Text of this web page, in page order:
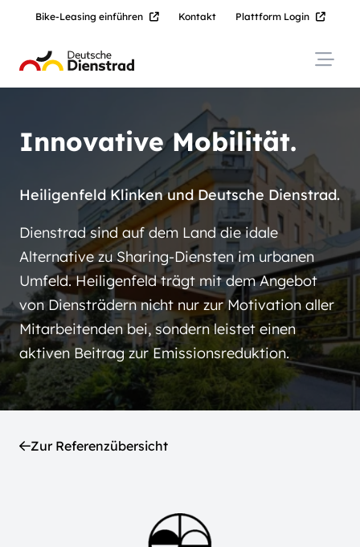
Bike-Leasing einführen Kontakt Plattform Login
Innovative Mobilität.
Heiligenfeld Klinken und Deutsche Dienstrad.
Dienstrad sind auf dem Land die idale
Alternative zu Sharing-Diensten im urbanen
Umfeld. Heiligenfeld trägt mit dem Angebot
von Diensträdern nicht nur zur Motivation aller
Mitarbeitenden bei, sondern leistet einen
aktiven Beitrag zur Emissionsreduktion.
Zur Referenzübersicht